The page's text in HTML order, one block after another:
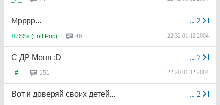
... 2
Мрррр...
ЛиSSа (LolliPop) 46 22:32 01.12.2004
... 7
C ДР Меня :D
_#_ 151 22:20 01.12.2004
... 2
Вот и доверяй своих детей...